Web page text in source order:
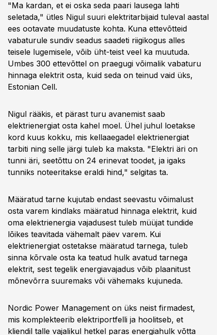
"Ma kardan, et ei oska seda paari lausega lahti
seletada," ütles Nigul suuri elektritarbijaid tuleval aastal
ees ootavate muudatuste kohta. Kuna ettevõtteid
vabaturule sundiv seadus saadeti riigikogus alles
teisele lugemisele, võib üht-teist veel ka muutuda.
Umbes 300 ettevõttel on praegugi võimalik vabaturu
hinnaga elektrit osta, kuid seda on teinud vaid üks,
Estonian Cell.
Nigul rääkis, et pärast turu avanemist saab
elektrienergiat osta kahel moel. Ühel juhul loetakse
kord kuus kokku, mis kellaaegadel elektrienergiat
tarbiti ning selle järgi tuleb ka maksta. "Elektri äri on
tunni äri, seetõttu on 24 erinevat toodet, ja igaks
tunniks noteeritakse eraldi hind," selgitas ta.
Määratud tarne kujutab endast seevastu võimalust
osta varem kindlaks määratud hinnaga elektrit, kuid
oma elektrienergia vajadusest tuleb müüjat tundide
lõikes teavitada vähemalt päev varem. Kui
elektrienergiat ostetakse määratud tarnega, tuleb
sinna kõrvale osta ka teatud hulk avatud tarnega
elektrit, sest tegelik energiavajadus võib plaanitust
mõnevõrra suuremaks või vähemaks kujuneda.
Nordic Power Management on üks neist firmadest,
mis komplekteerib elektriportfelli ja hoolitseb, et
kliendil talle vajalikul hetkel paras energiahulk võtta